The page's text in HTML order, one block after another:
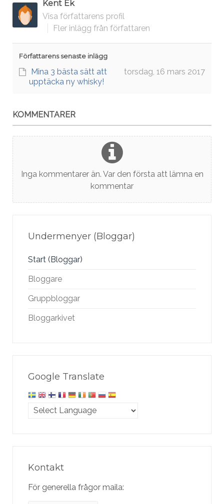
Kent Ek
Visa författarens profil
Fler inlägg från författaren
Författarens senaste inlägg
torsdag, 16 mars 2017
Mina 3 bästa sätt att
upptäcka ny whisky!
KOMMENTARER
Inga kommentarer än. Var den första att lämna en
kommentar
Undermenyer (Bloggar)
Start (Bloggar)
Bloggare
Gruppbloggar
Bloggarkivet
Google Translate
Kontakt
För generella frågor maila: